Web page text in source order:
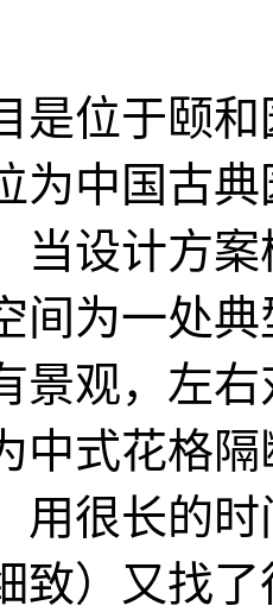
位于颐和
为中国古
当设计方
间为一处
景观，左
中式花格
用很长的
致）又找